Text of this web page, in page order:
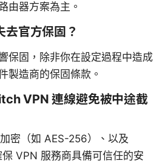
由器方案為主。
去官方保固？
保固，除非你在設定過程中造成
製造商的保固條款。
VPN 連線避免被中途截
密（如 AES-256）、以及
VPN 服務商具備可信任的安